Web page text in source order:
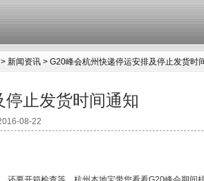
> 新闻资讯 > G20峰会杭州快递停运安排及停止发货时
停止发货时间通知
08-22